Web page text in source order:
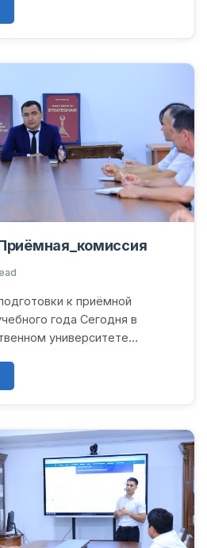
комиссии Ферузы...
к приёмной
года Сегодня в
университете
кампании на 2...